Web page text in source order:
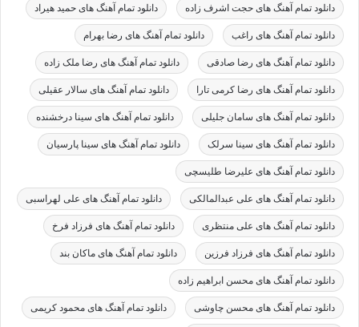
دانلود تمام آهنگ های حجت اشرف زاده دانلود تمام آهنگ های حمید هیراد
دانلود تمام آهنگ های راغب دانلود تمام آهنگ های رضا بهرام
دانلود تمام آهنگ های رضا صادقی دانلود تمام آهنگ های رضا ملک زاده
دانلود تمام آهنگ های رضا کرمی تارا دانلود تمام آهنگ های سالار عقیلی
دانلود تمام آهنگ های سامان جلیلی دانلود تمام آهنگ های سینا درخشنده
دانلود تمام آهنگ های سینا سرلک دانلود تمام آهنگ های سینا پارسیان
دانلود تمام آهنگ های علیرضا طلیسچی
دانلود تمام آهنگ های علی عبدالمالکی دانلود تمام آهنگ های علی لهراسبی
دانلود تمام آهنگ های علی منتظری دانلود تمام آهنگ های فرزاد فرخ
دانلود تمام آهنگ های فرزاد فرزین دانلود تمام آهنگ های ماکان بند
دانلود تمام آهنگ های محسن ابراهیم زاده
دانلود تمام آهنگ های محسن چاوشی دانلود تمام آهنگ های محمود کریمی